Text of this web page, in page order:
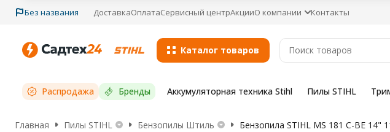
Без названия ДоставкаОплатаСервисный центрАкцииО компании Контакты
Каталог товаров
Распродажа Бренды Аккумуляторная техника Stihl Пилы STIHL
Главная Пилы STIHL Бензопилы Штиль Бензопила STIHL MS 181 C-BE 14"